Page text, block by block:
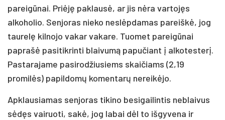
pareigūnai. Priėję paklausė, ar jis nėra vartojęs
alkoholio. Senjoras nieko neslėpdamas pareiškė, jog
taurelę kilnojo vakar vakare. Tuomet pareigūnai
paprašė pasitikrinti blaivumą papučiant į alkotesterį.
Pastarajame pasirodžiusiems skaičiams (2,19
promilės) papildomų komentarų nereikėjo.
Apklausiamas senjoras tikino besigailintis neblaivus
sėdęs vairuoti, sakė, jog labai dėl to išgyvena ir